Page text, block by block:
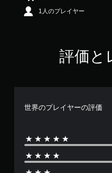
で
1人のプレイヤー
評価と
世界のプレイヤーの評価